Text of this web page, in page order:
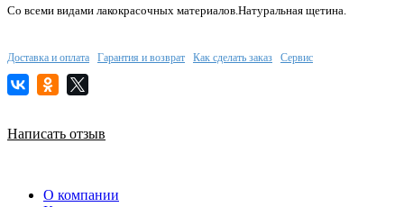
Со всеми видами лакокрасочных материалов.Натуральная щетина.
Доставка и оплата Гарантия и возврат Как сделать заказ Сервис
Написать отзыв
О компании